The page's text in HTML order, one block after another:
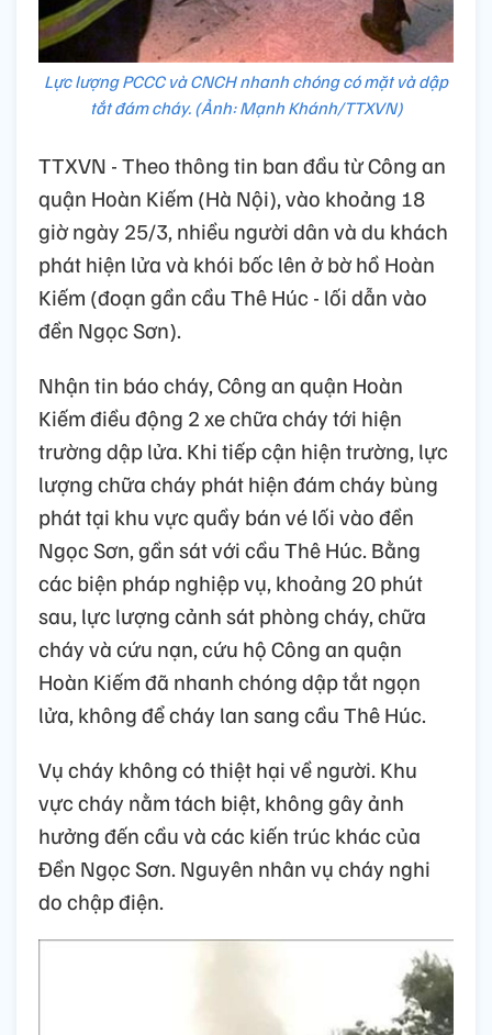
Lực lượng PCCC và CNCH nhanh chóng có mặt và dập
tắt đám cháy. (Ảnh: Mạnh Khánh/TTXVN)
TTXVN - Theo thông tin ban đầu từ Công an
quận Hoàn Kiếm (Hà Nội), vào khoảng 18
giờ ngày 25/3, nhiều người dân và du khách
phát hiện lửa và khói bốc lên ở bờ hồ Hoàn
Kiếm (đoạn gần cầu Thê Húc - lối dẫn vào
đền Ngọc Sơn).
Nhận tin báo cháy, Công an quận Hoàn
Kiếm điều động 2 xe chữa cháy tới hiện
trường dập lửa. Khi tiếp cận hiện trường, lực
lượng chữa cháy phát hiện đám cháy bùng
phát tại khu vực quầy bán vé lối vào đền
Ngọc Sơn, gần sát với cầu Thê Húc. Bằng
các biện pháp nghiệp vụ, khoảng 20 phút
sau, lực lượng cảnh sát phòng cháy, chữa
cháy và cứu nạn, cứu hộ Công an quận
Hoàn Kiếm đã nhanh chóng dập tắt ngọn
lửa, không để cháy lan sang cầu Thê Húc.
Vụ cháy không có thiệt hại về người. Khu
vực cháy nằm tách biệt, không gây ảnh
hưởng đến cầu và các kiến trúc khác của
Đền Ngọc Sơn. Nguyên nhân vụ cháy nghi
do chập điện.